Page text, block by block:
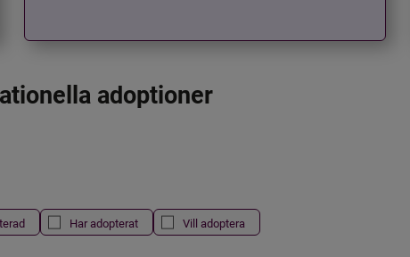
adoptioner
Har adopterat Vill adoptera